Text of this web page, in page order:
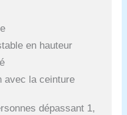
en hauteur
avec la ceinture
dépassant 1,